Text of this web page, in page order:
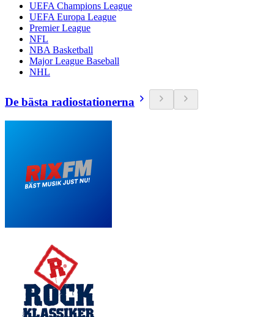
UEFA Champions League
UEFA Europa League
Premier League
NFL
NBA Basketball
Major League Baseball
NHL
De bästa radiostationerna